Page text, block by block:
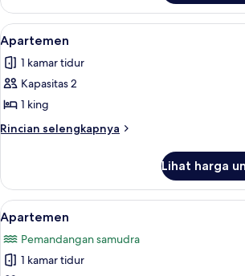
Apartemen
Lihat
semua
foto
untuk
Apartemen
Apartemen
14
Apartemen
1 kamar tidur
Kapasitas 2
1 king
Rincian selengkapnya
Rincian
Apartemen
Lihat harga
Lihat
semua
foto
untuk
Apartemen
13
Apartemen
Pemandangan samudra
1 kamar tidur